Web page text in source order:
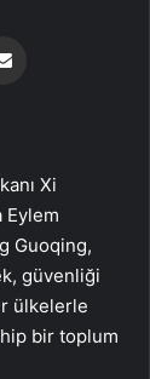
Xi
Eylem
Guoqing,
güvenliği
ülkelerle
bir toplum